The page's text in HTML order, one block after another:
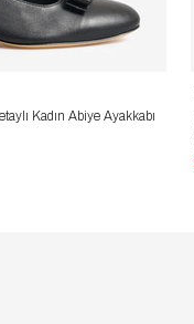
Kadın Abiye Ayakkabı